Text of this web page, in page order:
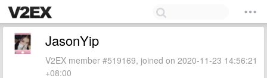
JasonYip
V2EX member #519169, joined on 2020-11-23 14:56:21
+08:00